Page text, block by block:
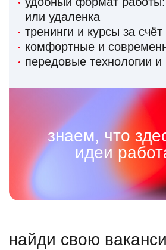
или удаленка
тренинги и курсы за
комфортные и
передовые технологии и
знаем, что
идеи
найди свою